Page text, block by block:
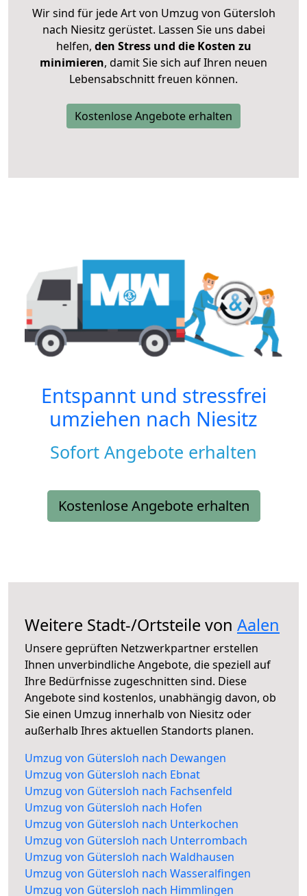
Wir sind für jede Art von Umzug von Gütersloh
nach Niesitz gerüstet. Lassen Sie uns dabei
helfen, den Stress und die Kosten zu
minimieren, damit Sie sich auf Ihren neuen
Lebensabschnitt freuen können.
Kostenlose Angebote erhalten
Entspannt und stressfrei
umziehen nach Niesitz
Sofort Angebote erhalten
Kostenlose Angebote erhalten
Weitere Stadt-/Ortsteile von Aalen
Unsere geprüften Netzwerkpartner erstellen
Ihnen unverbindliche Angebote, die speziell auf
Ihre Bedürfnisse zugeschnitten sind. Diese
Angebote sind kostenlos, unabhängig davon, ob
Sie einen Umzug innerhalb von Niesitz oder
außerhalb Ihres aktuellen Standorts planen.
Umzug von Gütersloh nach Dewangen
Umzug von Gütersloh nach Ebnat
Umzug von Gütersloh nach Fachsenfeld
Umzug von Gütersloh nach Hofen
Umzug von Gütersloh nach Unterkochen
Umzug von Gütersloh nach Unterrombach
Umzug von Gütersloh nach Waldhausen
Umzug von Gütersloh nach Wasseralfingen
Umzug von Gütersloh nach Himmlingen